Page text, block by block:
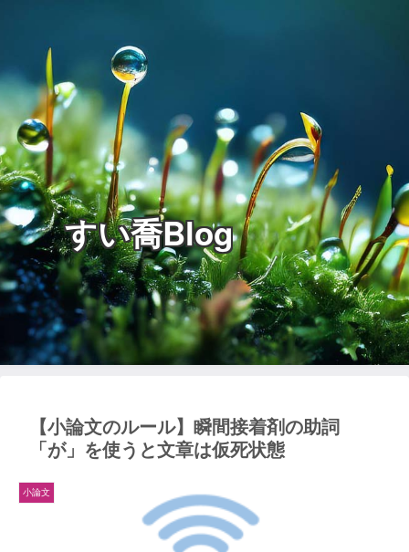
すい喬Blog
【小論文のルール】瞬間接着剤の助詞
「が」を使うと文章は仮死状態
小論文